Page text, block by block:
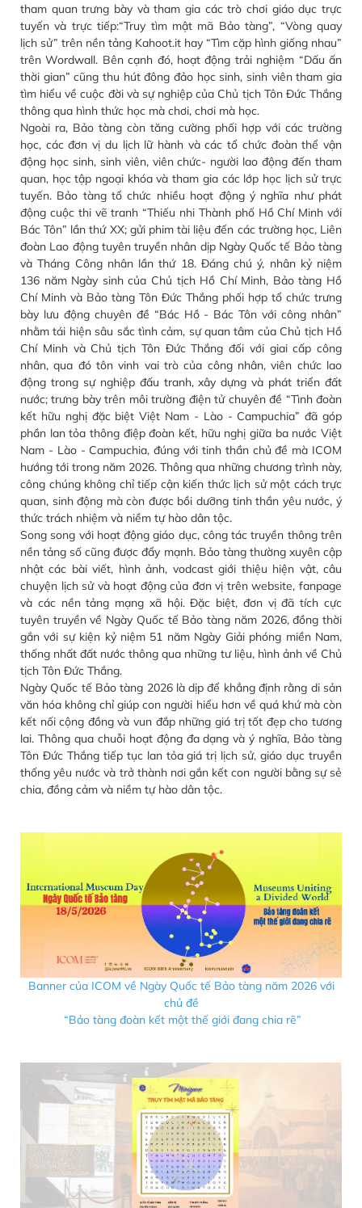
tham quan trưng bày và tham gia các trò chơi giáo dục trực
tuyến và trực tiếp:“Truy tìm mật mã Bảo tàng”, “Vòng quay
lịch sử” trên nền tảng Kahoot.it hay “Tìm cặp hình giống nhau”
trên Wordwall. Bên cạnh đó, hoạt động trải nghiệm “Dấu ấn
thời gian” cũng thu hút đông đảo học sinh, sinh viên tham gia
tìm hiểu về cuộc đời và sự nghiệp của Chủ tịch Tôn Đức Thắng
thông qua hình thức học mà chơi, chơi mà học.
Ngoài ra, Bảo tàng còn tăng cường phối hợp với các trường
học, các đơn vị du lịch lữ hành và các tổ chức đoàn thể vận
động học sinh, sinh viên, viên chức- người lao động đến tham
quan, học tập ngoại khóa và tham gia các lớp học lịch sử trực
tuyến. Bảo tàng tổ chức nhiều hoạt động ý nghĩa như phát
động cuộc thi vẽ tranh “Thiếu nhi Thành phố Hồ Chí Minh với
Bác Tôn” lần thứ XX; gửi phim tài liệu đến các trường học, Liên
đoàn Lao động tuyên truyền nhân dịp Ngày Quốc tế Bảo tàng
và Tháng Công nhân lần thứ 18. Đáng chú ý, nhân kỷ niệm
136 năm Ngày sinh của Chủ tịch Hồ Chí Minh, Bảo tàng Hồ
Chí Minh và Bảo tàng Tôn Đức Thắng phối hợp tổ chức trưng
bày lưu động chuyên đề “Bác Hồ - Bác Tôn với công nhân”
nhằm tái hiện sâu sắc tình cảm, sự quan tâm của Chủ tịch Hồ
Chí Minh và Chủ tịch Tôn Đức Thắng đối với giai cấp công
nhân, qua đó tôn vinh vai trò của công nhân, viên chức lao
động trong sự nghiệp đấu tranh, xây dựng và phát triển đất
nước; trưng bày trên môi trường điện tử chuyên đề “Tình đoàn
kết hữu nghị đặc biệt Việt Nam - Lào - Campuchia” đã góp
phần lan tỏa thông điệp đoàn kết, hữu nghị giữa ba nước Việt
Nam - Lào - Campuchia, đúng với tinh thần chủ đề mà ICOM
hướng tới trong năm 2026. Thông qua những chương trình này,
công chúng không chỉ tiếp cận kiến thức lịch sử một cách trực
quan, sinh động mà còn được bồi dưỡng tinh thần yêu nước, ý
thức trách nhiệm và niềm tự hào dân tộc.
Song song với hoạt động giáo dục, công tác truyền thông trên
nền tảng số cũng được đẩy mạnh. Bảo tàng thường xuyên cập
nhật các bài viết, hình ảnh, vodcast giới thiệu hiện vật, câu
chuyện lịch sử và hoạt động của đơn vị trên website, fanpage
và các nền tảng mạng xã hội. Đặc biệt, đơn vị đã tích cực
tuyên truyền về Ngày Quốc tế Bảo tàng năm 2026, đồng thời
gắn với sự kiện kỷ niệm 51 năm Ngày Giải phóng miền Nam,
thống nhất đất nước thông qua những tư liệu, hình ảnh về Chủ
tịch Tôn Đức Thắng.
Ngày Quốc tế Bảo tàng 2026 là dịp để khẳng định rằng di sản
văn hóa không chỉ giúp con người hiểu hơn về quá khứ mà còn
kết nối cộng đồng và vun đắp những giá trị tốt đẹp cho tương
lai. Thông qua chuỗi hoạt động đa dạng và ý nghĩa, Bảo tàng
Tôn Đức Thắng tiếp tục lan tỏa giá trị lịch sử, giáo dục truyền
thống yêu nước và trở thành nơi gắn kết con người bằng sự sẻ
chia, đồng cảm và niềm tự hào dân tộc.
Banner của ICOM về Ngày Quốc tế Bảo tàng năm 2026 với
chủ đề
“Bảo tàng đoàn kết một thế giới đang chia rẽ”